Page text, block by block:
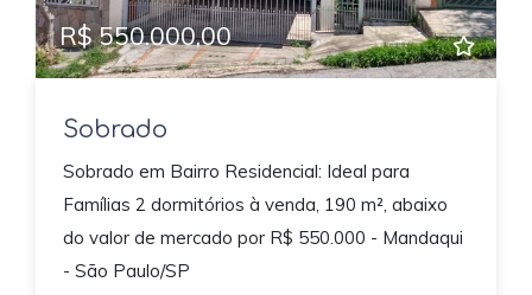
R$ 550.000,00
Sobrado
Sobrado em Bairro Residencial: Ideal para
Famílias 2 dormitórios à venda, 190 m², abaixo
do valor de mercado por R$ 550.000 - Mandaqui
- São Paulo/SP